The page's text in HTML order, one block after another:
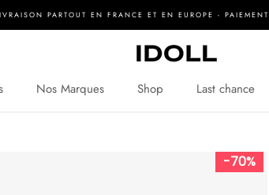
PARTOUT EN FRANCE ET EN EUROPE -
Nos Marques
Shop
Last chance
70%